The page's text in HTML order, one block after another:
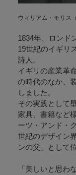
ウィリアム・モリス
1834年、ロンド
19世紀のイギリ
詩人。
イギリの産業革
の時代のなか、
しました。
その実践として
家具、書籍など
ーツ・アンド・
世紀のデザイン
ンの父」として
「美しいと思わ